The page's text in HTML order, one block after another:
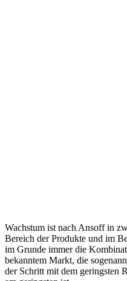
Wachstum ist nach Ansoff in
Bereich der Produkte und im
im Grunde immer die
bekanntem Markt, die
der Schritt mit dem geringsten